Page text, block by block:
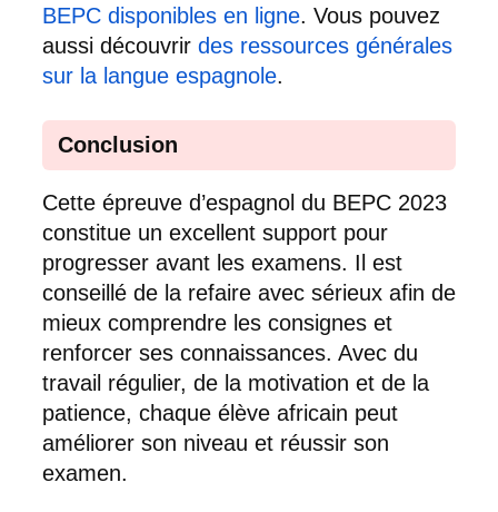
BEPC disponibles en ligne. Vous pouvez
aussi découvrir des ressources générales
sur la langue espagnole.
Conclusion
Cette épreuve d’espagnol du BEPC 2023
constitue un excellent support pour
progresser avant les examens. Il est
conseillé de la refaire avec sérieux afin de
mieux comprendre les consignes et
renforcer ses connaissances. Avec du
travail régulier, de la motivation et de la
patience, chaque élève africain peut
améliorer son niveau et réussir son
examen.